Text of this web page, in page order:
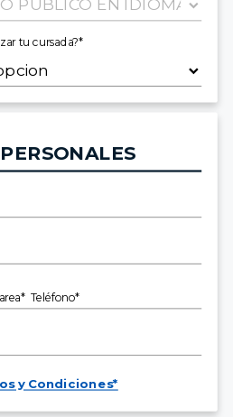
tu cursada?*
Teléfono*
y Condiciones*